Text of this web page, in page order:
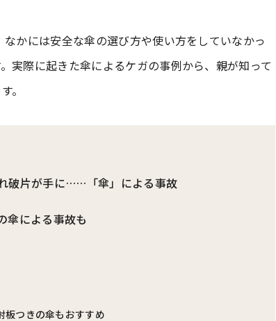
かには安全な傘の選び方や使い方をしていなかっ
実際に起きた傘によるケガの事例から、親が知って
。
破片が手に……「傘」による事故
傘による事故も
板つきの傘もおすすめ